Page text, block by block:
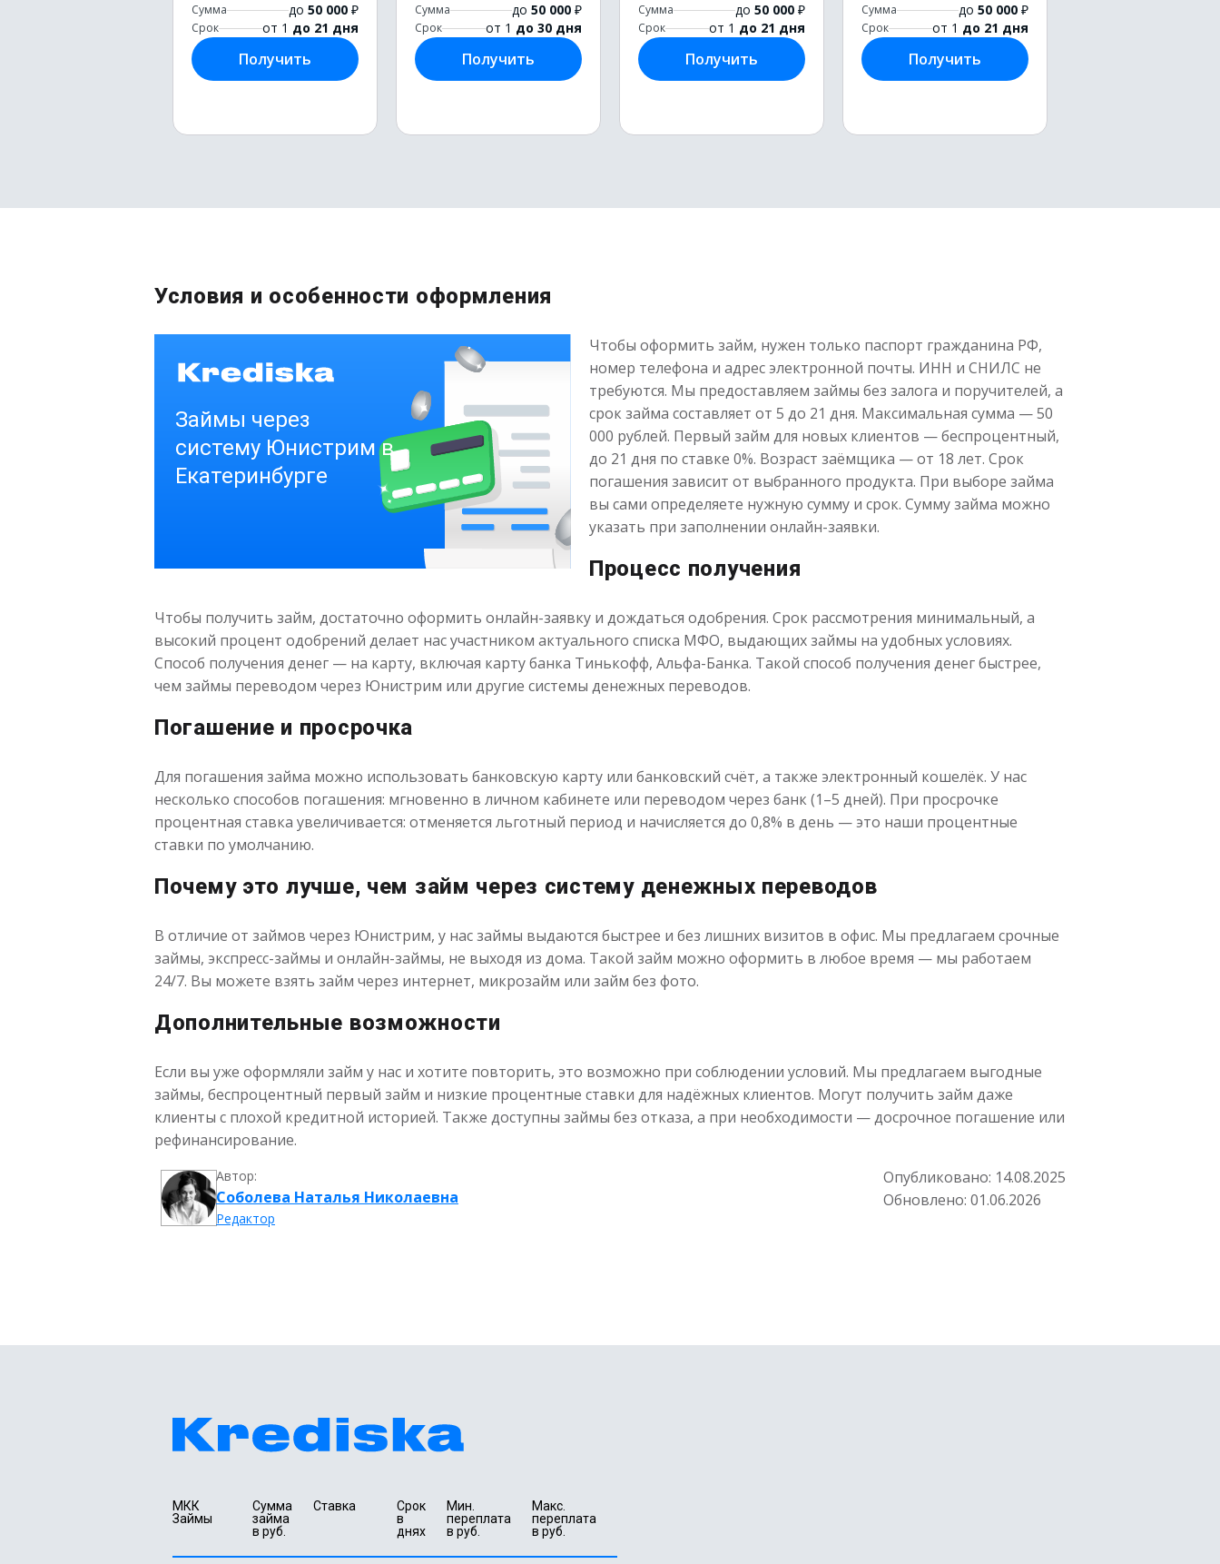
Сумма до 50 000 ₽
Срок от 1 до 21 дня
Получить
Сумма до 50 000 ₽
Срок от 1 до 30 дня
Получить
Сумма до 50 000 ₽
Срок от 1 до 21 дня
Получить
Сумма до 50 000 ₽
Срок от 1 до 21 дня
Получить
Условия и особенности оформления
Чтобы оформить займ, нужен только паспорт гражданина РФ,
номер телефона и адрес электронной почты. ИНН и СНИЛС не
требуются. Мы предоставляем займы без залога и поручителей, а
срок займа составляет от 5 до 21 дня. Максимальная сумма — 50
000 рублей. Первый займ для новых клиентов — беспроцентный,
до 21 дня по ставке 0%. Возраст заёмщика — от 18 лет. Срок
погашения зависит от выбранного продукта. При выборе займа
вы сами определяете нужную сумму и срок. Сумму займа можно
указать при заполнении онлайн-заявки.
Процесс получения
Чтобы получить займ, достаточно оформить онлайн-заявку и дождаться одобрения. Срок рассмотрения минимальный, а
высокий процент одобрений делает нас участником актуального списка МФО, выдающих займы на удобных условиях.
Способ получения денег — на карту, включая карту банка Тинькофф, Альфа-Банка. Такой способ получения денег быстрее,
чем займы переводом через Юнистрим или другие системы денежных переводов.
Погашение и просрочка
Для погашения займа можно использовать банковскую карту или банковский счёт, а также электронный кошелёк. У нас
несколько способов погашения: мгновенно в личном кабинете или переводом через банк (1–5 дней). При просрочке
процентная ставка увеличивается: отменяется льготный период и начисляется до 0,8% в день — это наши процентные
ставки по умолчанию.
Почему это лучше, чем займ через систему денежных переводов
В отличие от займов через Юнистрим, у нас займы выдаются быстрее и без лишних визитов в офис. Мы предлагаем срочные
займы, экспресс-займы и онлайн-займы, не выходя из дома. Такой займ можно оформить в любое время — мы работаем
24/7. Вы можете взять займ через интернет, микрозайм или займ без фото.
Дополнительные возможности
Если вы уже оформляли займ у нас и хотите повторить, это возможно при соблюдении условий. Мы предлагаем выгодные
займы, беспроцентный первый займ и низкие процентные ставки для надёжных клиентов. Могут получить займ даже
клиенты с плохой кредитной историей. Также доступны займы без отказа, а при необходимости — досрочное погашение или
рефинансирование.
Автор:
Соболева Наталья Николаевна
Редактор
Опубликовано: 14.08.2025
Обновлено: 01.06.2026
МКК
Займы
Сумма
займа
в руб.
Ставка
Срок
в
днях
Мин.
переплата
в руб.
Макс.
переплата
в руб.